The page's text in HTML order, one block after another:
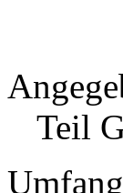
Teil